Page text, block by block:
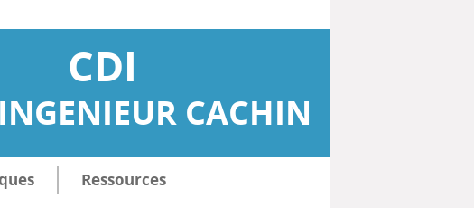
CDI
CACHIN
Ressources